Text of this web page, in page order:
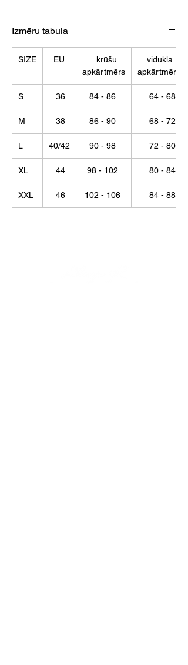
Izmēru tabula
SIZE EU
krūšu
apkārtmērs
vidukļa
apkārtmērs
S 36 84 - 86 64 - 68
M 38 86 - 90 68 - 72
L 40/42 90 - 98 72 - 80
XL 44 98 - 102 80 - 84
XXL 46 102 - 106 84 - 88